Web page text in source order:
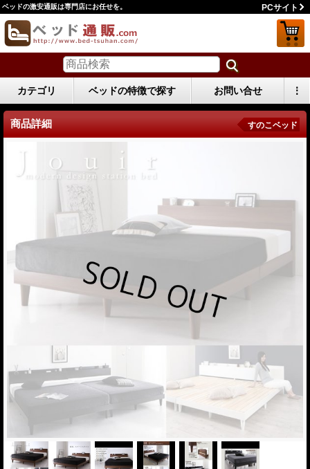
ベッドの激安通販は専門店にお任せを。 PCサイト
カテゴリ ベッドの特徴で探す お問い合せ ⋮
商品詳細 すのこベッド